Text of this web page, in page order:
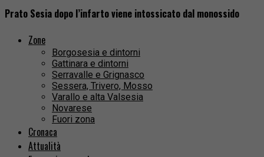
Prato Sesia dopo l’infarto viene intossicato dal monossido
Zone
Borgosesia e dintorni
Gattinara e dintorni
Serravalle e Grignasco
Sessera, Trivero, Mosso
Varallo e alta Valsesia
Novarese
Fuori zona
Cronaca
Attualità